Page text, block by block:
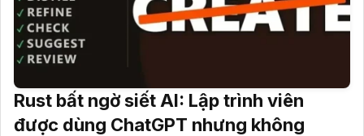
Rust bất ngờ siết AI: Lập trình viên
được dùng ChatGPT nhưng không